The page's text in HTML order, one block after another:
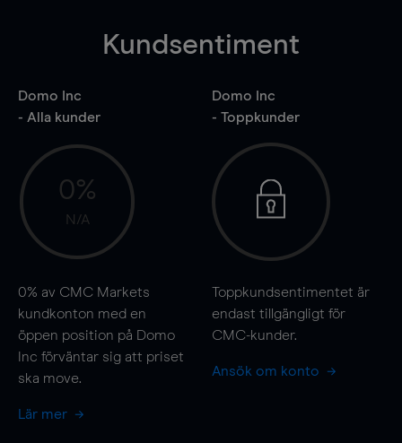
Kundsentiment
Domo Inc
- Alla kunder
0%
N/A
0% av CMC Markets
kundkonton med en
öppen position på Domo
Inc förväntar sig att priset
ska move.
Lär mer
Domo Inc
- Toppkunder
Toppkundsentimentet är
endast tillgängligt för
CMC-kunder.
Ansök om konto